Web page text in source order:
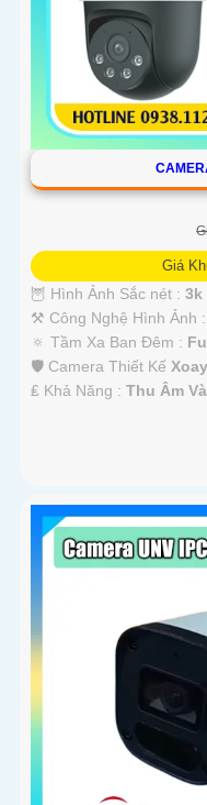
Giá
🦉 Hình Ảnh Sắc nét : 3k
⚒ Công Nghệ Hình Ảnh :
🔅 Tầm Xa Ban Đêm :
🛡 Camera Thiết Kế
️₤ Khả Năng : Thu Âm